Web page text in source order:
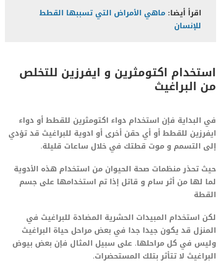
اقرأ أيضا: ماهي الأمراض التي تسببها القطط
للإنسان
استخدام اكتومثرين و ايفرزين للتخلص
من البراغيث
في البداية فإن استخدام دواء اكتومثرين للقطط أو دواء
ايفرزين للقطط أو أي حقن أخرى أو ادوية للبراغيث قد تؤدي
إلى التسمم و موت قطتك في خلال ساعات قليلة.
حيث تحذر منظمات صحة الحيوان من استخدام هذه الأدوية
لما لها من أثر سام و قاتل إذا تم استخدامها على جسم
القطة
لكن استخدام المبيدات الحشرية المضادة للبراغيث في
المنزل قد يكون جيدا جدا في بعض مراحل حياة البراغيث
وليس في كل مراحلها. على سبيل المثال فإن بعض بيوض
البراغيث لا تتأثر بتلك المستحضرات.